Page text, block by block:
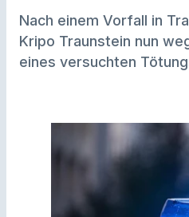
Nach einem Vorfall in
Kripo Traunstein nun
eines versuchten